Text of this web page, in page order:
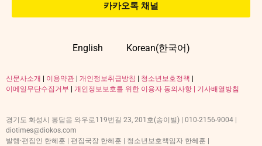
카카오톡 채널
English Korean(한국어)
신문사소개 이용약관 개인정보취급방침 청소년보호정책
이메일무단수집거부
개인정보보호를 위한 이용자 동의사항 | 기사배열방침
경기도 화성시 봉담읍 와우로119번길 23, 201호(송이빌) | 010-2156-9004 |
diotimes@diokos.com
발행·편집인 한혜훈 | 편집국장 한혜훈 | 청소년보호책임자 한혜훈 |